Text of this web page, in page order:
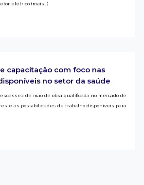
elétrico (mais…)
capacitação com foco nas
no setor da saúde
de mão de obra qualificada no mercado de
e as possibilidades de trabalho disponíveis para